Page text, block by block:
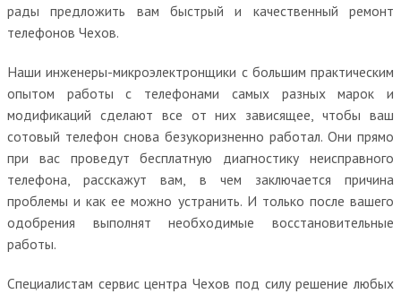
рады предложить вам быстрый и качественный ремонт
телефонов Чехов.
Наши инженеры-микроэлектронщики с большим практическим
опытом работы с телефонами самых разных марок и
модификаций сделают все от них зависящее, чтобы ваш
сотовый телефон снова безукоризненно работал. Они прямо
при вас проведут бесплатную диагностику неисправного
телефона, расскажут вам, в чем заключается причина
проблемы и как ее можно устранить. И только после вашего
одобрения выполнят необходимые восстановительные
работы.
Специалистам сервис центра Чехов под силу решение любых